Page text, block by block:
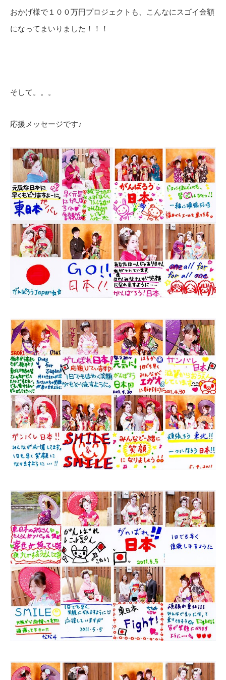
おかげ様で１００万円プロジェクトも、こんなにスゴイ金額
になってまいりました！！！
そして。。。
応援メッセージです♪